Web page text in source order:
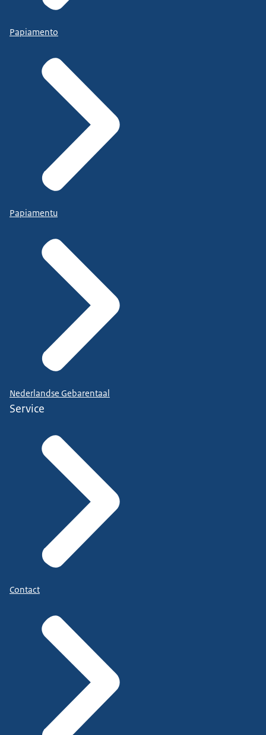
Papiamento
Papiamentu
Nederlandse Gebarentaal
Service
Contact